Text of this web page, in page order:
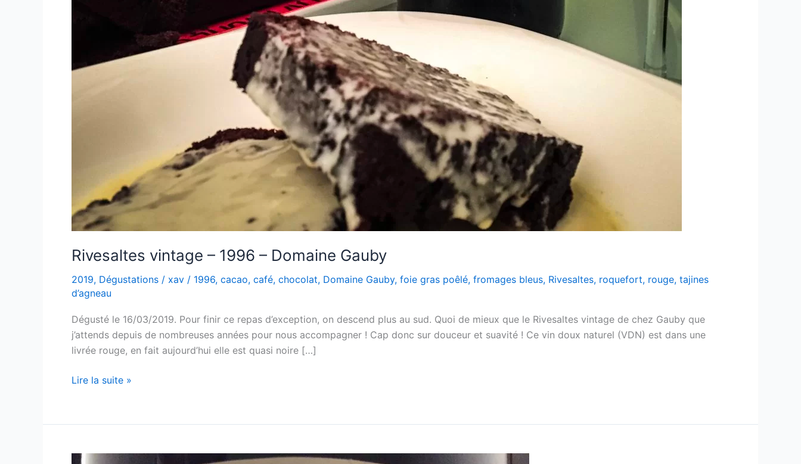
Rivesaltes vintage – 1996 – Domaine Gauby
2019, Dégustations / xav / 1996, cacao, café, chocolat, Domaine Gauby, foie gras poêlé, fromages bleus, Rivesaltes, roquefort, rouge, tajines
d’agneau
Dégusté le 16/03/2019. Pour finir ce repas d’exception, on descend plus au sud. Quoi de mieux que le Rivesaltes vintage de chez Gauby que
j’attends depuis de nombreuses années pour nous accompagner ! Cap donc sur douceur et suavité ! Ce vin doux naturel (VDN) est dans une
livrée rouge, en fait aujourd’hui elle est quasi noire […]
Rivesaltes
1996
Domaine
Lire la suite »